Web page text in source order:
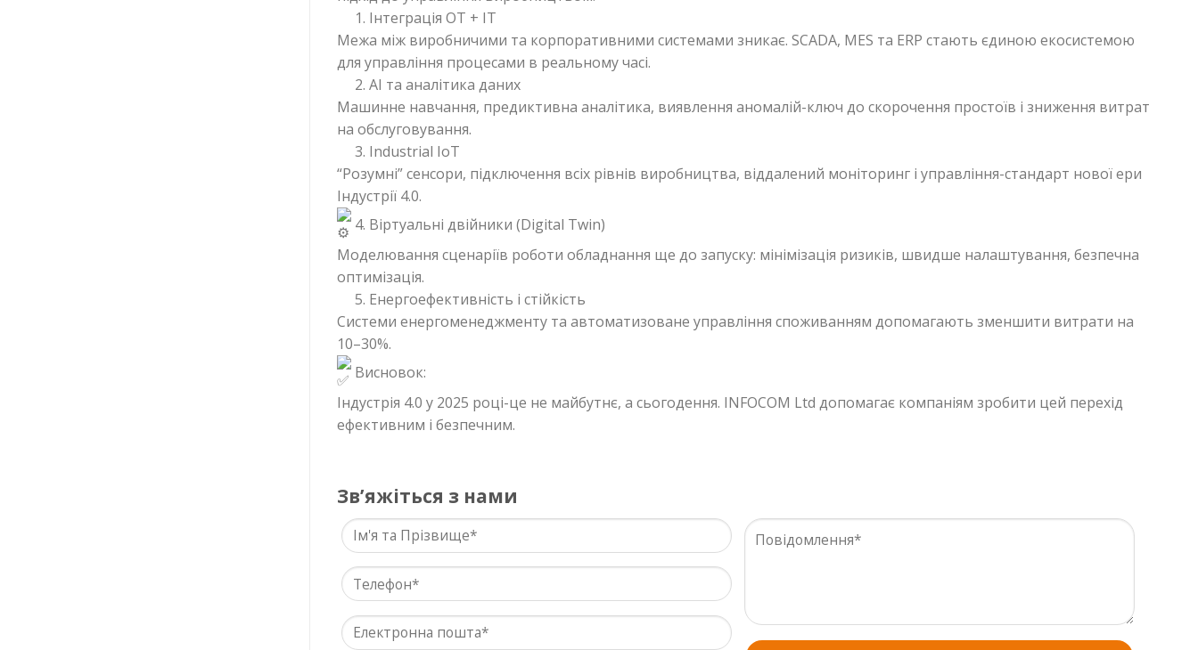
1. Інтеграція OT + IT
Межа між виробничими та корпоративними системами зникає. SCADA, MES та ERP стають єдиною екосистемою
для управління процесами в реальному часі.
2. AI та аналітика даних
Машинне навчання, предиктивна аналітика, виявлення аномалій-ключ до скорочення простоїв і зниження витрат
на обслуговування.
3. Industrial IoT
“Розумні” сенсори, підключення всіх рівнів виробництва, віддалений моніторинг і управління-стандарт нової ери
Індустрії 4.0.
4. Віртуальні двійники (Digital Twin)
Моделювання сценаріїв роботи обладнання ще до запуску: мінімізація ризиків, швидше налаштування, безпечна
оптимізація.
5. Енергоефективність і стійкість
Системи енергоменеджменту та автоматизоване управління споживанням допомагають зменшити витрати на
10–30%.
Висновок:
Індустрія 4.0 у 2025 році-це не майбутнє, а сьогодення. INFOCOM Ltd допомагає компаніям зробити цей перехід
ефективним і безпечним.
Звʼяжіться з нами